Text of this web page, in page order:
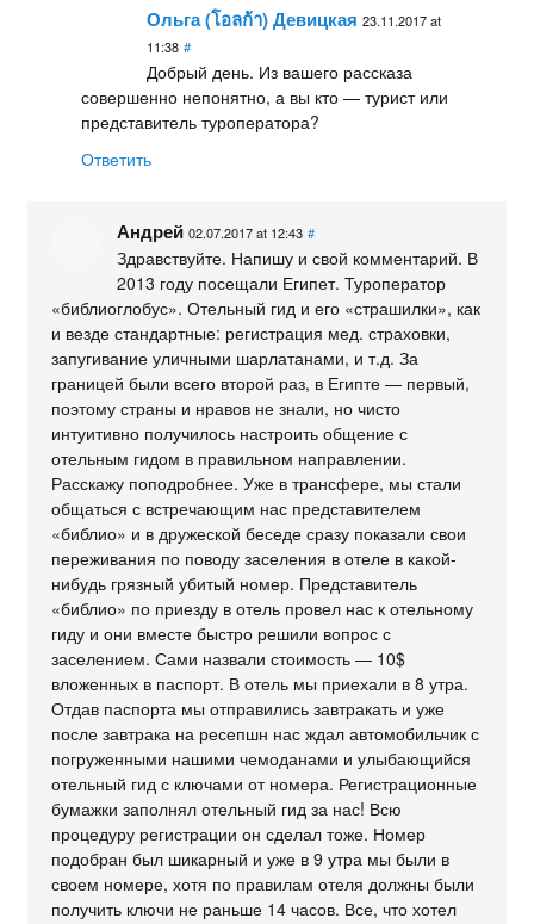
Ольга (โอลก้า) Девицкая 23.11.2017 at
11:38 #
Добрый день. Из вашего рассказа
совершенно непонятно, а вы кто — турист или
представитель туроператора?
Ответить
Андрей 02.07.2017 at 12:43 #
Здравствуйте. Напишу и свой комментарий. В
2013 году посещали Египет. Туроператор
«библиоглобус». Отельный гид и его «страшилки», как
и везде стандартные: регистрация мед. страховки,
запугивание уличными шарлатанами, и т.д. За
границей были всего второй раз, в Египте — первый,
поэтому страны и нравов не знали, но чисто
интуитивно получилось настроить общение с
отельным гидом в правильном направлении.
Расскажу поподробнее. Уже в трансфере, мы стали
общаться с встречающим нас представителем
«библио» и в дружеской беседе сразу показали свои
переживания по поводу заселения в отеле в какой-
нибудь грязный убитый номер. Представитель
«библио» по приезду в отель провел нас к отельному
гиду и они вместе быстро решили вопрос с
заселением. Сами назвали стоимость — 10$
вложенных в паспорт. В отель мы приехали в 8 утра.
Отдав паспорта мы отправились завтракать и уже
после завтрака на ресепшн нас ждал автомобильчик с
погруженными нашими чемоданами и улыбающийся
отельный гид с ключами от номера. Регистрационные
бумажки заполнял отельный гид за нас! Всю
процедуру регистрации он сделал тоже. Номер
подобран был шикарный и уже в 9 утра мы были в
своем номере, хотя по правилам отеля должны были
получить ключи не раньше 14 часов. Все, что хотел